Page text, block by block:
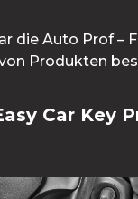
die Auto Prof –
Produkten
Car Key